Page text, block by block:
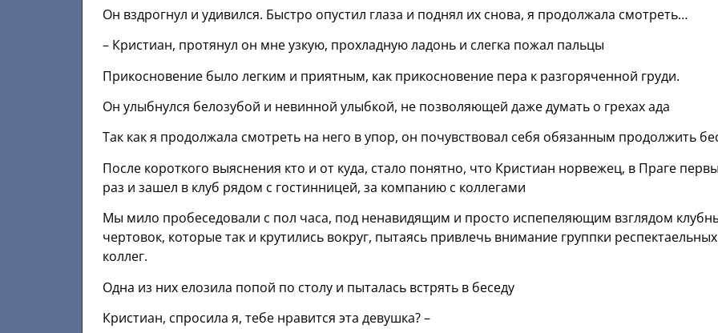
Он вздрогнул и удивился. Быстро опустил глаза и поднял их снова, я продолжала смотреть…
– Кристиан, протянул он мне узкую, прохладную ладонь и слегка пожал пальцы
Прикосновение было легким и приятным, как прикосновение пера к разгоряченной груди.
Он улыбнулся белозубой и невинной улыбкой, не позволяющей даже думать о грехах ада
Так как я продолжала смотреть на него в упор, он почувствовал себя обязанным продолжить
После короткого выяснения кто и от куда, стало понятно, что Кристиан норвежец, в Праге
раз и зашел в клуб рядом с гостинницей, за компанию с коллегами
Мы мило пробеседовали с пол часа, под ненавидящим и просто испепеляющим взглядом
чертовок, которые так и крутились вокруг, пытаясь привлечь внимание группки респектаельных
коллег.
Одна из них елозила попой по столу и пыталась встрять в беседу
Кристиан, спросила я, тебе нравится эта девушка? –